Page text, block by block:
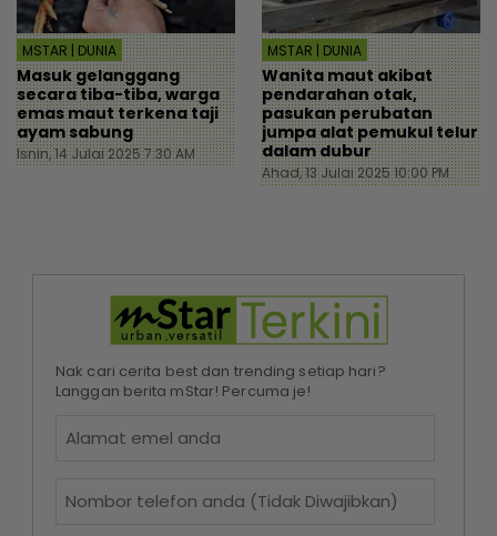
MSTAR | DUNIA
Masuk gelanggang
secara tiba-tiba, warga
emas maut terkena taji
ayam sabung
Isnin, 14 Julai 2025 7:30 AM
MSTAR | DUNIA
Wanita maut akibat
pendarahan otak,
pasukan perubatan
jumpa alat pemukul telur
dalam dubur
Ahad, 13 Julai 2025 10:00 PM
Nak cari cerita best dan trending setiap hari?
Langgan berita mStar! Percuma je!